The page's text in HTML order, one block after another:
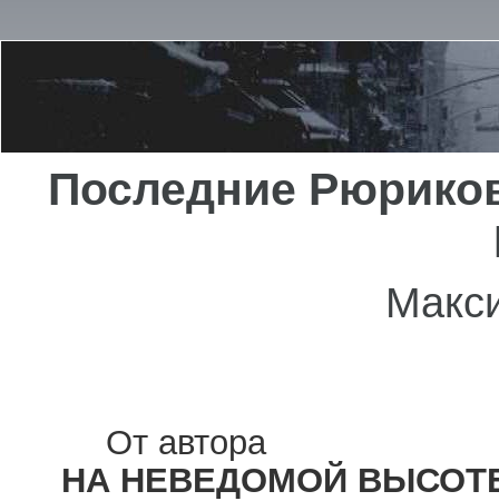
Последние
От автора
НА НЕВЕДОМОЙ